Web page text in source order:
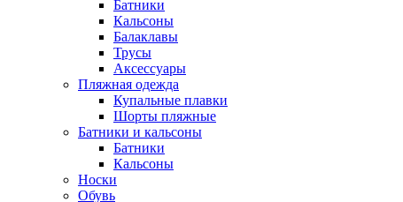
Батники
Кальсоны
Балаклавы
Трусы
Аксессуары
Пляжная одежда
Купальные плавки
Шорты пляжные
Батники и кальсоны
Батники
Кальсоны
Носки
Обувь